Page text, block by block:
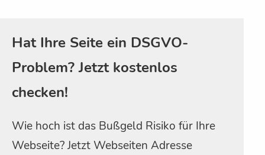
Hat Ihre Seite ein DSGVO-
Problem? Jetzt kostenlos
checken!
Wie hoch ist das Bußgeld Risiko für Ihre
Webseite? Jetzt Webseiten Adresse